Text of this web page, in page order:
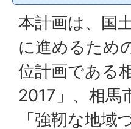
本計画は、国
に進めるため
位計画である
2017」、相馬
「強靭な地